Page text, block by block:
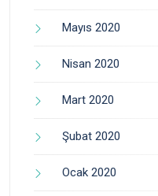
Mayıs 2020
Nisan 2020
Mart 2020
Şubat 2020
Ocak 2020